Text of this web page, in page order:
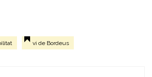
vi de Bordeus